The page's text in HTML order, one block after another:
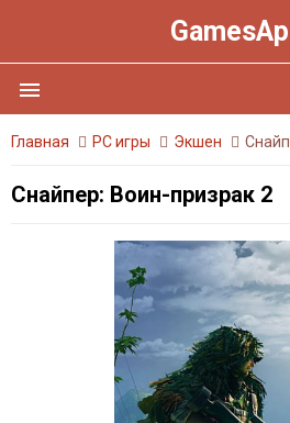
menu
Главная PC игры Экшен
Снайпер: Воин-призрак 2